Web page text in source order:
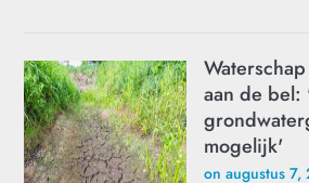
aan de bel:
mogelijk'
on augustus